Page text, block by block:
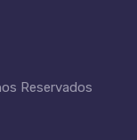
Reservados